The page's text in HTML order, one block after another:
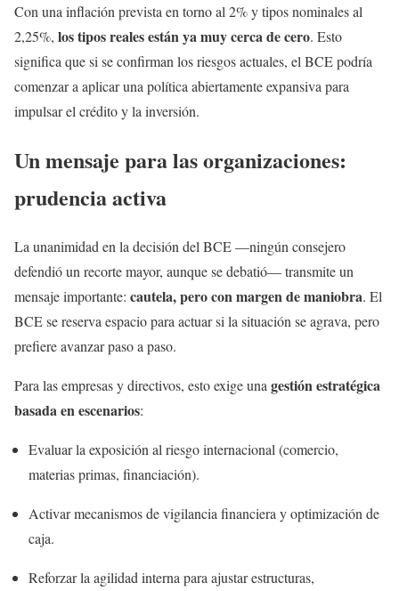
Con una inflación prevista en torno al 2% y tipos nominales al
2,25%, los tipos reales están ya muy cerca de cero. Esto
significa que si se confirman los riesgos actuales, el BCE podría
comenzar a aplicar una política abiertamente expansiva para
impulsar el crédito y la inversión.
Un mensaje para las organizaciones:
prudencia activa
La unanimidad en la decisión del BCE —ningún consejero
defendió un recorte mayor, aunque se debatió— transmite un
mensaje importante: cautela, pero con margen de maniobra. El
BCE se reserva espacio para actuar si la situación se agrava, pero
prefiere avanzar paso a paso.
Para las empresas y directivos, esto exige una gestión estratégica
basada en escenarios:
Evaluar la exposición al riesgo internacional (comercio,
materias primas, financiación).
Activar mecanismos de vigilancia financiera y optimización de
caja.
Reforzar la agilidad interna para ajustar estructuras,